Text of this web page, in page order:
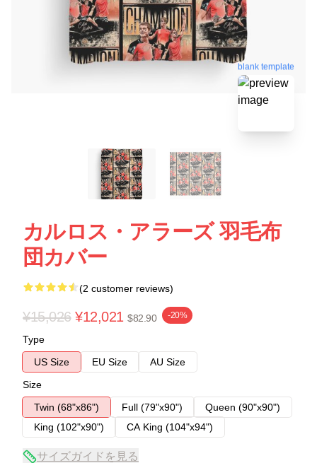
blank template
カルロス・アラーズ 羽毛布
団カバー
(2 customer reviews)
¥15,026 ¥12,021 $82.90 -20%
Type
US Size
EU Size
AU Size
Size
Twin (68"x86")
Full (79"x90")
Queen (90"x90")
King (102"x90")
CA King (104"x94")
サイズガイドを見る